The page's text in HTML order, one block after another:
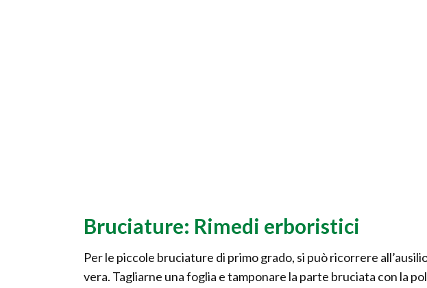
Bruciature: Rimedi erboristici
Per le piccole bruciature di primo grado, si può ricorrere
vera. Tagliarne una foglia e tamponare la parte bruciata con la